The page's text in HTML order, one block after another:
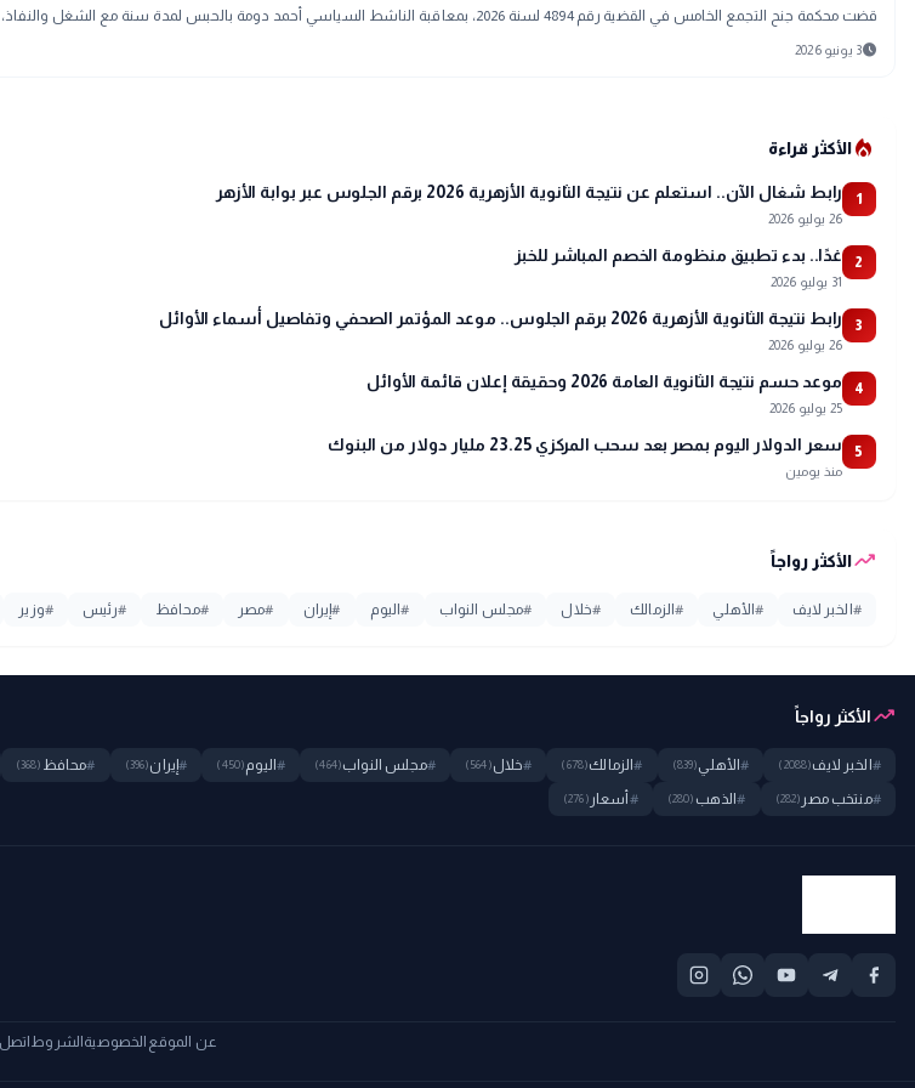
قضت محكمة جنح التجمع الخامس في القضية رقم 4894 لسنة 2026، بمعاقبة الناشط السياسي أحمد دومة بالحبس لمدة سنة مع الشغل والنفاذ، على خلفية اتهامه بنشر أخبار وبيانات اعتُبرت كاذبة داخل البلاد وخارجها.
schedule3 يونيو 2026
local_fire_departmentالأكثر قراءة
1 رابط شغال الآن.. استعلم عن نتيجة الثانوية الأزهرية 2026 برقم الجلوس عبر بوابة الأزهر
26 يوليو 2026
2 غدًا.. بدء تطبيق منظومة الخصم المباشر للخبز
31 يوليو 2026
3 رابط نتيجة الثانوية الأزهرية 2026 برقم الجلوس.. موعد المؤتمر الصحفي وتفاصيل أسماء الأوائل
26 يوليو 2026
4 موعد حسم نتيجة الثانوية العامة 2026 وحقيقة إعلان قائمة الأوائل
25 يوليو 2026
5 سعر الدولار اليوم بمصر بعد سحب المركزي 23.25 مليار دولار من البنوك
منذ يومين
trending_upالأكثر رواجاً
# الخبر لايف #الأهلي #الزمالك #خلال #مجلس النواب #اليوم #إيران #مصر #محافظ #رئيس #وزير
trending_upالأكثر رواجاً
# الخبر لايف(2088)
#الأهلي(839)
#الزمالك(678)
#خلال(564)
#مجلس النواب(464)
#اليوم(450)
#إيران(396)
#محافظ (368)
#منتخب مصر (282)
#الذهب (280)
# أسعار (276)
عن الموقع الخصوصية الشروط اتصل